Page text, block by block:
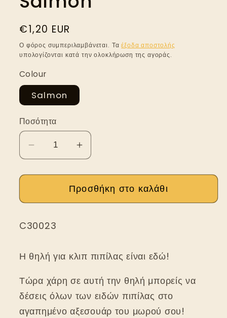
Κανονική
τιμή
€1,20 EUR
Ο φόρος συμπεριλαμβάνεται. Ταέξοδα αποστολής
υπολογίζονται κατά την ολοκλήρωση της αγοράς.
Colour
Salmon
Ποσότητα
Μείωση
για
πιπίλας-
Αύξηση
για
Θηλη
πιπίλας-
Προσθήκη στο καλάθι
SKU:
C30023
Η θηλή για κλιπ πιπίλας είναι εδώ!
Τώρα χάρη σε αυτή την θηλή μπορείς να
δέσεις όλων των ειδών πιπίλας στο
αγαπημένο αξεσουάρ του μωρού σου!